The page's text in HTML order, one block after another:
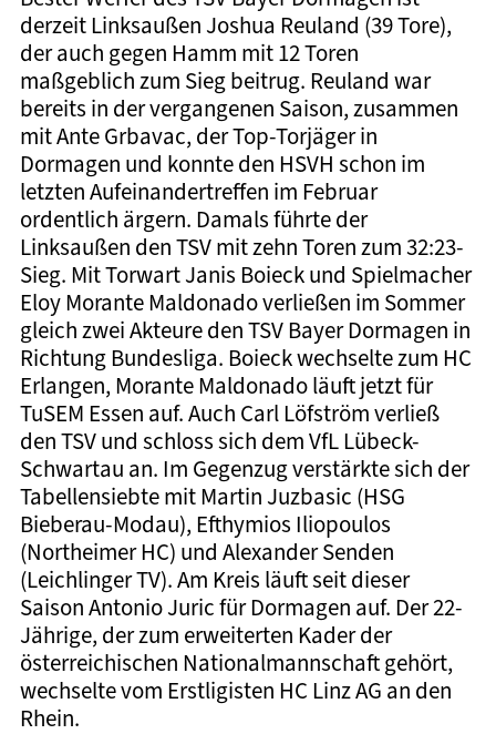
derzeit Linksaußen Joshua Reuland (39 Tore),
der auch gegen Hamm mit 12 Toren
maßgeblich zum Sieg beitrug. Reuland war
bereits in der vergangenen Saison, zusammen
mit Ante Grbavac, der Top-Torjäger in
Dormagen und konnte den HSVH schon im
letzten Aufeinandertreffen im Februar
ordentlich ärgern. Damals führte der
Linksaußen den TSV mit zehn Toren zum 32:23-
Sieg. Mit Torwart Janis Boieck und Spielmacher
Eloy Morante Maldonado verließen im Sommer
gleich zwei Akteure den TSV Bayer Dormagen in
Richtung Bundesliga. Boieck wechselte zum HC
Erlangen, Morante Maldonado läuft jetzt für
TuSEM Essen auf. Auch Carl Löfström verließ
den TSV und schloss sich dem VfL Lübeck-
Schwartau an. Im Gegenzug verstärkte sich der
Tabellensiebte mit Martin Juzbasic (HSG
Bieberau-Modau), Efthymios Iliopoulos
(Northeimer HC) und Alexander Senden
(Leichlinger TV). Am Kreis läuft seit dieser
Saison Antonio Juric für Dormagen auf. Der 22-
Jährige, der zum erweiterten Kader der
österreichischen Nationalmannschaft gehört,
wechselte vom Erstligisten HC Linz AG an den
Rhein.